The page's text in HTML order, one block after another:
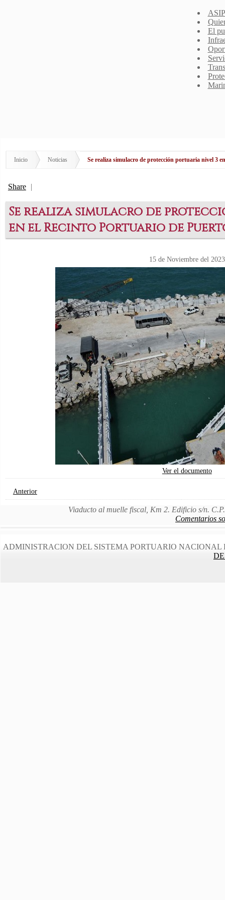
El
Inicio Noticias Se realiza simulacro de protección portuaria nivel 3
Share |
Se realiza simulacro de
en el Recinto Portuario de
15 de Noviembre del 2023
Ver el documento
Anterior
Viaducto al muelle fiscal, Km 2. Edificio s/n.
Comentarios
ADMINISTRACION DEL SISTEMA PORTUARIO NACIONAL